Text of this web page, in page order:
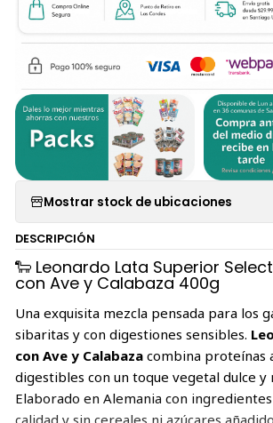
Mostrar stock de ubicaciones
DESCRIPCIÓN
🐑 Leonardo Lata Superior
con Ave y Calabaza 400g
Una exquisita mezcla pensada para los
sibaritas y con digestiones sensibles.
con Ave y Calabazacombina proteínas
digestibles con un toque vegetal dulce y
Elaborado en Alemania con
calidad y sin cereales ni azúcares